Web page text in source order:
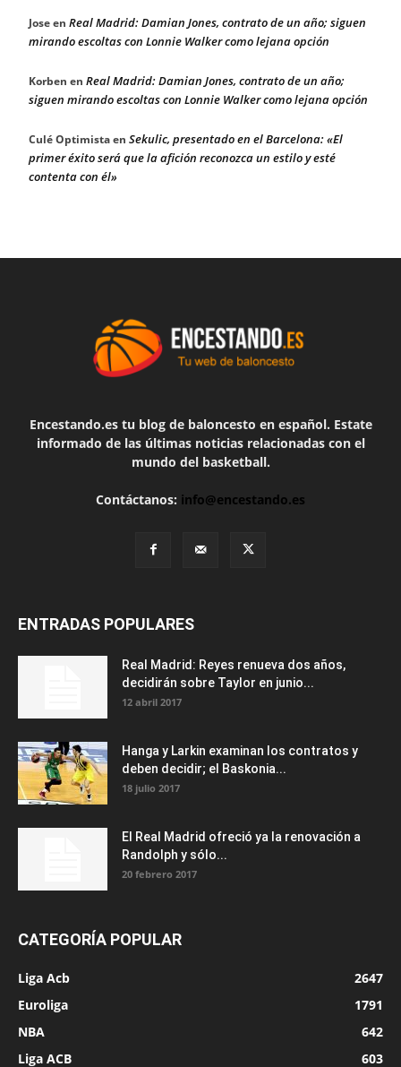
Joseen Real Madrid: Damian Jones, contrato de un año; siguen
mirando escoltas con Lonnie Walker como lejana opción
Korben en Real Madrid: Damian Jones, contrato de un año;
siguen mirando escoltas con Lonnie Walker como lejana opción
Culé Optimistaen Sekulic, presentado en el Barcelona: «El
primer éxito será que la afición reconozca un estilo y esté
contenta con él»
Encestando.es tu blog de baloncesto en español. Estate
informado de las últimas noticias relacionadas con el
mundo del basketball.
Contáctanos: info@encestando.es
ENTRADAS POPULARES
Real Madrid: Reyes renueva dos años,
decidirán sobre Taylor en junio...
12 abril 2017
Hanga y Larkin examinan los contratos y
deben decidir; el Baskonia...
18 julio 2017
El Real Madrid ofreció ya la renovación a
Randolph y sólo...
20 febrero 2017
CATEGORÍA POPULAR
Liga Acb
2647
Euroliga
1791
NBA
642
Liga ACB
603